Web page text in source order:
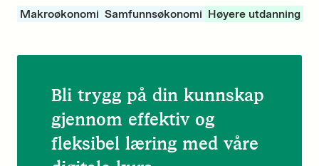
Makroøkonomi Samfunnsøkonomi Høyere utdanning
Bli trygg på din kunnskap
gjennom effektiv og
fleksibel læring med våre